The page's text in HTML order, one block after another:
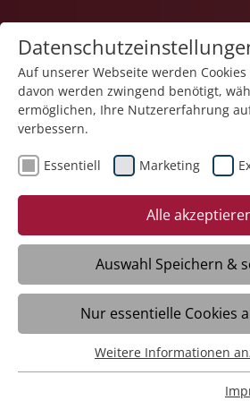
11.12.2025
„Die Gesichter von
Konrad“ in
Altenpfleger und
Praxisanleiter
Kressbronn - Auf einer
in Kressbronn mit Blick auf
Auf unserer Webseite werden
davon werden zwingend benötigt,
ermöglichen, Ihre Nutzererfahrung
verbessern.
Essentiell Marketing
Alle
Auswahl Speichern &
Nur essentielle Cookies
Essentiell
Essentielle Cookies werden für
Weitere Informationen